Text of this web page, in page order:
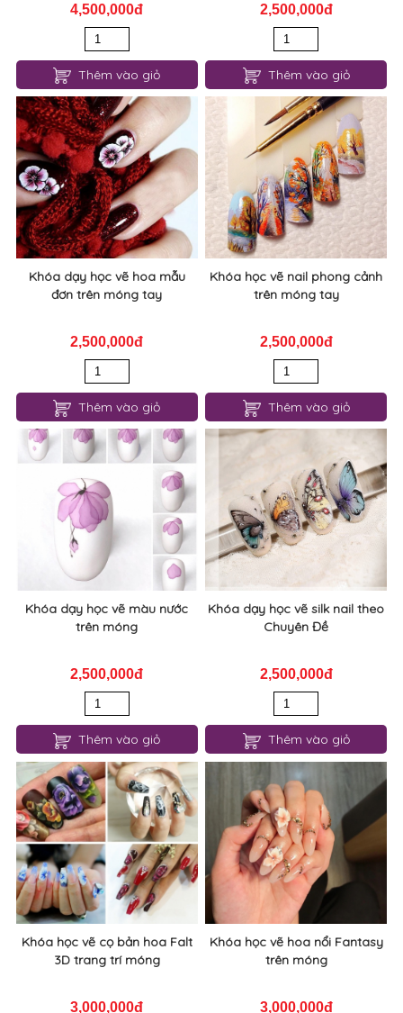
4,500,000đ
Thêm vào giỏ
2,500,000đ
Thêm vào giỏ
Khóa dạy học vẽ hoa mẫu
đơn trên móng tay
2,500,000đ
Thêm vào giỏ
Khóa học vẽ nail phong cảnh
trên móng tay
2,500,000đ
Thêm vào giỏ
Khóa dạy học vẽ màu nước
trên móng
2,500,000đ
Thêm vào giỏ
Khóa dạy học vẽ silk nail theo
Chuyên Đề
2,500,000đ
Thêm vào giỏ
Khóa học vẽ cọ bản hoa Falt
3D trang trí móng
3,000,000đ
Khóa học vẽ hoa nổi Fantasy
trên móng
3,000,000đ